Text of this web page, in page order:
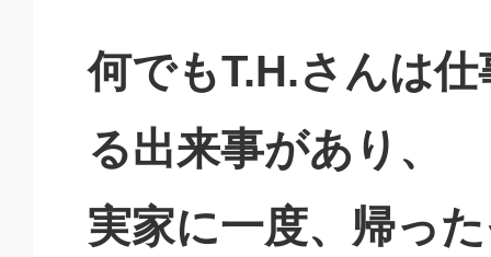
何でもT.H.さんは
る出来事があり、
実家に一度、帰っ